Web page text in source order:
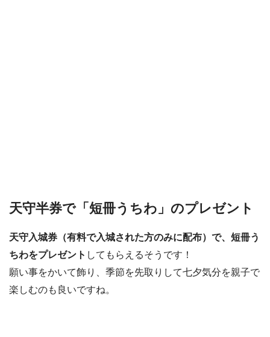
天守半券で「短冊うちわ」のプレゼント
天守入城券（有料で入城された方のみに配布）で、短冊う
ちわをプレゼント してもらえるそうです！
願い事をかいて飾り、季節を先取りして七夕気分を親子で
楽しむのも良いですね。